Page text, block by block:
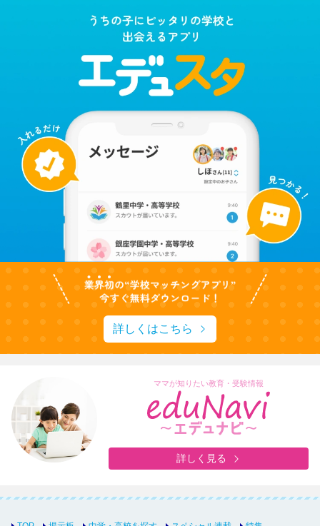
詳しくはこちら
ママが知りたい教育・受験情報
詳しく見る